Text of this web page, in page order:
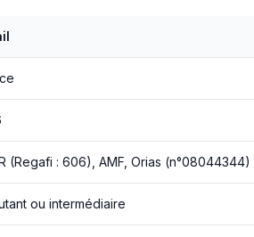
(Regafi : 606), AMF, Orias (n°08044344)
ou intermédiaire